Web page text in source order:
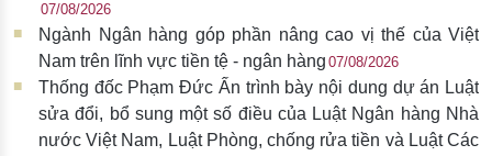
07/08/2026
Ngành Ngân hàng góp phần nâng cao vị thế của Việt
Nam trên lĩnh vực tiền tệ - ngân hàng 07/08/2026
Thống đốc Phạm Đức Ấn trình bày nội dung dự án Luật
sửa đổi, bổ sung một số điều của Luật Ngân hàng Nhà
nước Việt Nam, Luật Phòng, chống rửa tiền và Luật Các